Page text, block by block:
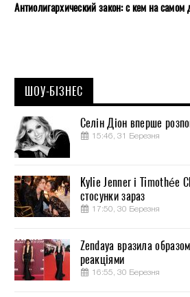
Антиолигархический закон: с кем на самом
ШОУ-БІЗНЕС
Селін Діон вперше
15:46, 31 Березня
Kylie Jenner і Timothée
стосунки зараз
17:50, 30 Березня
Zendaya вразила
реакціями
16:55, 30 Березня